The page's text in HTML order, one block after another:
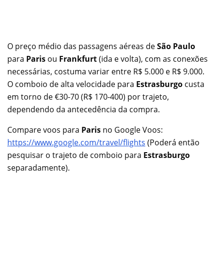
O preço médio das passagens aéreas deSão Paulo
para Paris ou Frankfurt(ida e volta), com as conexões
necessárias, costuma variar entre R$ 5.000 e R$ 9.000.
O comboio de alta velocidade para Estrasburgo custa
em torno de €30-70 (R$ 170-400) por trajeto,
dependendo da antecedência da compra.
Compare voos para Paris no Google Voos:
https://www.google.com/travel/flights (Poderá então
pesquisar o trajeto de comboio para Estrasburgo
separadamente).